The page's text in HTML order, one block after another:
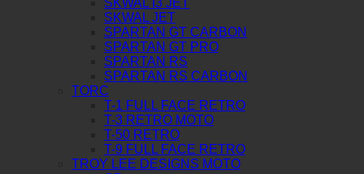
SKWAL I3 JET
SKWAL JET
SPARTAN GT CARBON
SPARTAN GT PRO
SPARTAN RS
SPARTAN RS CARBON
TORC
T-1 FULL FACE RETRO
T-3 RETRO MOTO
T-50 RETRO
T-9 FULL FACE RETRO
TROY LEE DESIGNS MOTO